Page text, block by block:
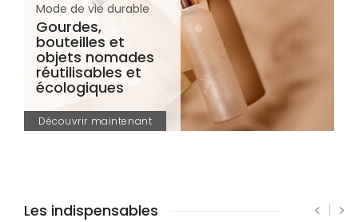
Mode de vie durable
Gourdes,
bouteilles et
objets nomades
réutilisables et
écologiques
Découvrir maintenant
Les indispensables